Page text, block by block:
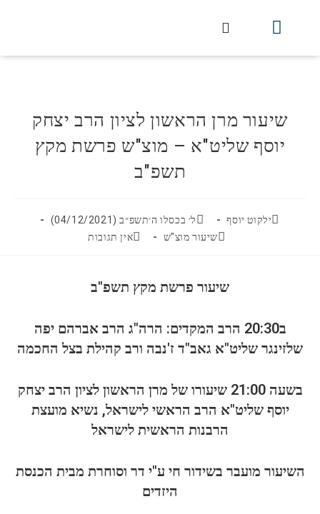
שיעור מרן הראשון לציון הרב יצחק
יוסף שליט"א – מוצ"ש פרשת מקץ
תשפ"ב
ילקוט יוסף
ל׳ בכסלו ה׳תשפ״ב (04/12/2021)
שיעור מוצ"ש
אין תגובות
שיעור פרשת מקץ תשפ"ב
ב20:30 הרב המקדים: הרה"ג הרב אברהם יפה
שלזינגר שליט"א גאב"ד ז'נבה ורב קהילת בצל החכמה
בשעה 21:00 שיעורו של מרן הראשון לציון הרב יצחק
יוסף שליט"א הרב הראשי לישראל, נשיא מועצת
הרבנות הראשית לישראל
השיעור מועבר בשידור חי ע"י דר וסוחרת מבית הכנסת
היזדים